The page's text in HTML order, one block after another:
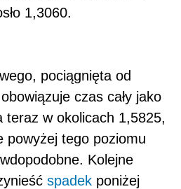
1,3060.
pociągnięta od
czas cały jako
teraz w okolicach 1,5825,
powyżej tego poziomu
Kolejne
spadek poniżej